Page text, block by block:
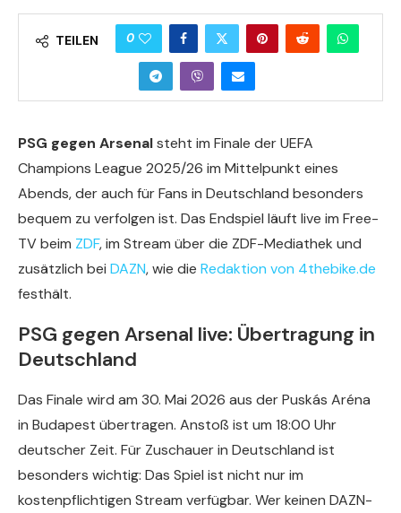
TEILEN 0
PSG gegen Arsenalsteht im Finale der UEFA
Champions League 2025/26 im Mittelpunkt eines
Abends, der auch für Fans in Deutschland besonders
bequem zu verfolgen ist. Das Endspiel läuft live im Free-
TV beim ZDF, im Stream über die ZDF-Mediathek und
zusätzlich bei DAZN, wie die Redaktion von 4thebike.de
festhält.
PSG gegen Arsenal live: Übertragung in
Deutschland
Das Finale wird am 30. Mai 2026 aus der Puskás Aréna
in Budapest übertragen. Anstoß ist um 18:00 Uhr
deutscher Zeit. Für Zuschauer in Deutschland ist
besonders wichtig: Das Spiel ist nicht nur im
kostenpflichtigen Stream verfügbar. Wer keinen DAZN-